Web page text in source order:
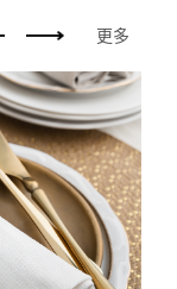
更多